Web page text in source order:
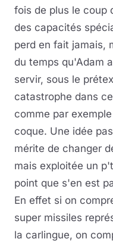
fois de plus le coup
des capacités
perd en fait jamais,
du temps qu'Adam
servir, sous le
catastrophe dans
comme par
coque. Une idée
mérite de changer
mais exploitée un
point que s'en est
En effet si on
super missiles
la carlingue, on